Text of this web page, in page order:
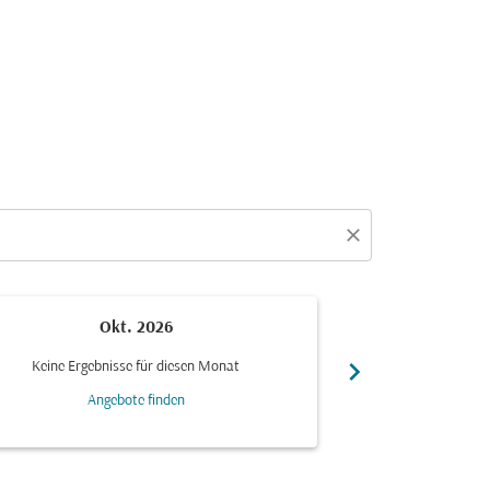
close
Okt. 2026
Keine Ergebnisse für diesen Monat
Angebote finden
chevron_right